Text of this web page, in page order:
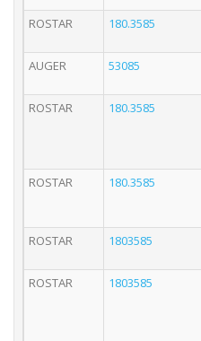
ROSTAR
180.3585
AUGER
53085
ROSTAR
180.3585
ROSTAR
180.3585
ROSTAR
1803585
ROSTAR
1803585